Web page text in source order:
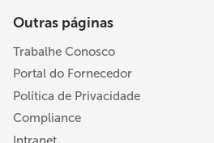
Outras páginas
Trabalhe Conosco
Portal do Fornecedor
Política de Privacidade
Compliance